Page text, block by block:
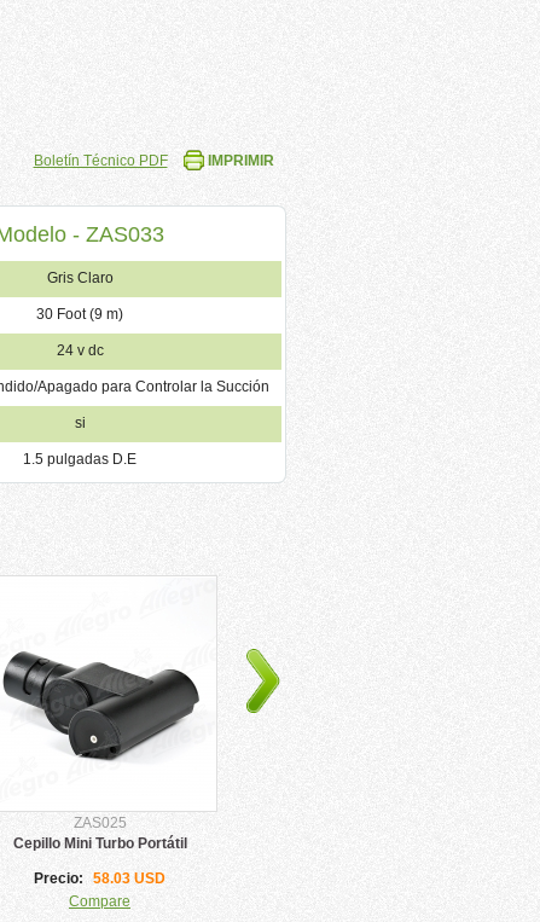
Boletín Técnico PDF IMPRIMIR
- ZAS033
Gris Claro
30 Foot (9 m)
24 v dc
Apagado para Controlar la Succión
si
1.5 pulgadas D.E
ZAS025
Cepillo Mini Turbo Portátil
Precio:
58.03 USD
Compare
ZAS031-BT
Correa de Repuesto para Turbocat
Precio:
19.99 USD
Compare